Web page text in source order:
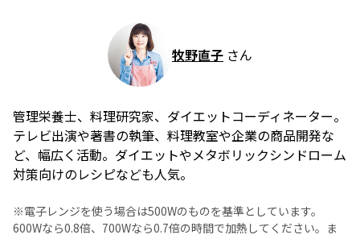
牧野直子 さん
管理栄養士、料理研究家、ダイエットコーディネーター。
テレビ出演や著書の執筆、料理教室や企業の商品開発な
ど、幅広く活動。ダイエットやメタボリックシンドローム
対策向けのレシピなども人気。
※電子レンジを使う場合は500Wのものを基準としています。
600Wなら0.8倍、700Wなら0.7倍の時間で加熱してください。ま